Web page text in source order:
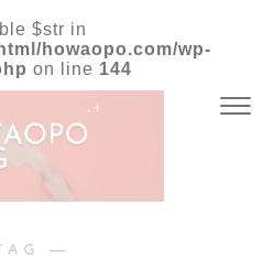
$str in
howaopo.com/wp-
on line 144
―